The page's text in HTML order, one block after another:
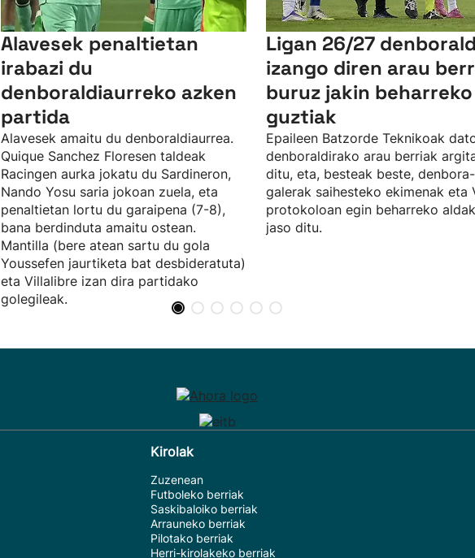
Alavesek penaltietan
irabazi du
denboraldiaurreko azken
partida
Alavesek amaitu du denboraldiaurrea.
Quique Sanchez Floresen taldeak
Racingen aurka jokatu du Sardineron,
Nando Yosu saria jokoan zuela, eta
penaltietan lortu du garaipena (7-8),
bana berdinduta amaitu ostean.
Mantilla (bere atean sartu du gola
Youssefen jaurtiketa bat desbideratuta)
eta Villalibre izan dira partidako
golegileak.
Ligan 26/27
izango diren arau
buruz jakin beharreko
guztiak
Epaileen Batzorde Teknikoak
denboraldirako arau berriak
ditu, eta, besteak beste, denbora-
galerak saihesteko ekimenak eta
protokoloan egin beharreko
jaso ditu.
Kirolak
Zuzenean
Futboleko berriak
Saskibaloiko berriak
Arrauneko berriak
Pilotako berriak
Herri-kirolakeko berriak